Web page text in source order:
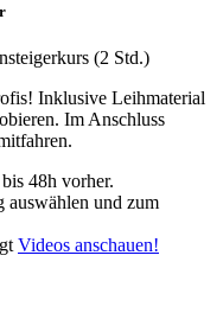
(2 Std.)
Inklusive Leihmaterial
Im Anschluss
48h vorher.
auswählen und zum
Videos anschauen!